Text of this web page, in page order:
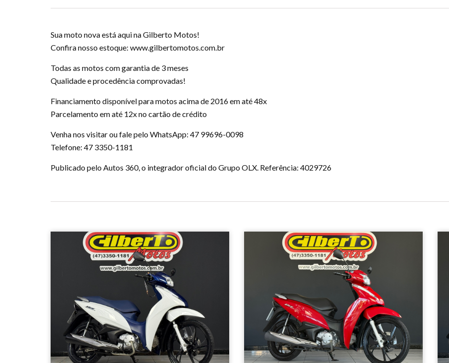
Sua moto nova está aqui na Gilberto Motos!
Confira nosso estoque: www.gilbertomotos.com.br
Todas as motos com garantia de 3 meses
Qualidade e procedência comprovadas!
Financiamento disponível para motos acima de 2016 em até 48x
Parcelamento em até 12x no cartão de crédito
Venha nos visitar ou fale pelo WhatsApp: 47 99696-0098
Telefone: 47 3350-1181
Publicado pelo Autos 360, o integrador oficial do Grupo OLX. Referência: 4029726